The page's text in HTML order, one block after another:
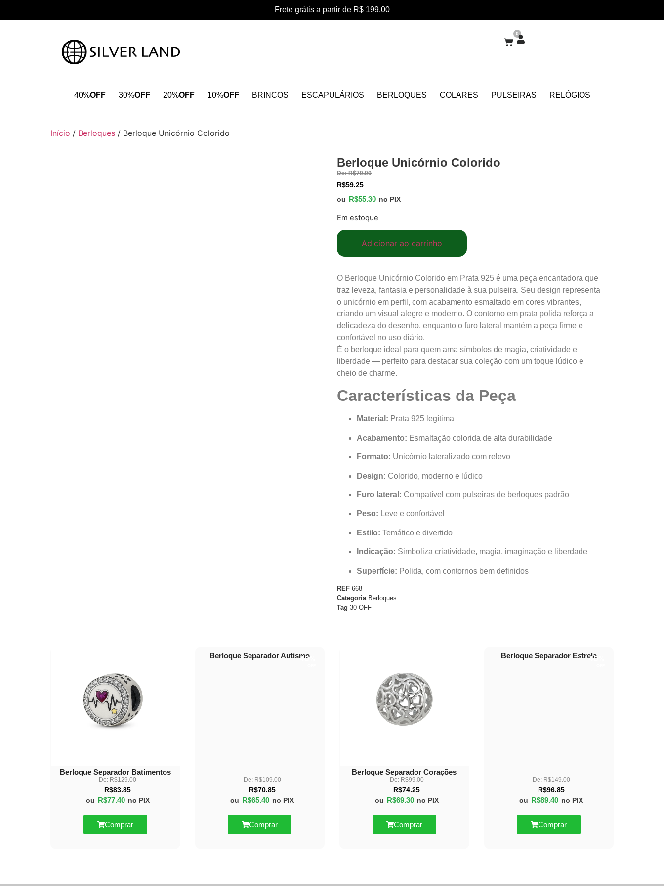
Frete grátis a partir de R$ 199,00
0
40%OFF 30%OFF 20%OFF 10%OFF BRINCOS ESCAPULÁRIOS BERLOQUES COLARES PULSEIRAS RELÓGIOS
Início / Berloques / Berloque Unicórnio Colorido
Berloque Unicórnio Colorido
De:R$79.00
R$59.25
ou R$55.30 no PIX
Em estoque
Adicionar ao carrinho
O Berloque Unicórnio Colorido em Prata 925 é uma peça encantadora que
traz leveza, fantasia e personalidade à sua pulseira. Seu design representa
o unicórnio em perfil, com acabamento esmaltado em cores vibrantes,
criando um visual alegre e moderno. O contorno em prata polida reforça a
delicadeza do desenho, enquanto o furo lateral mantém a peça firme e
confortável no uso diário.
É o berloque ideal para quem ama símbolos de magia, criatividade e
liberdade — perfeito para destacar sua coleção com um toque lúdico e
cheio de charme.
Características da Peça
Material: Prata 925 legítima
Acabamento: Esmaltação colorida de alta durabilidade
Formato: Unicórnio lateralizado com relevo
Design: Colorido, moderno e lúdico
Furo lateral: Compatível com pulseiras de berloques padrão
Peso: Leve e confortável
Estilo: Temático e divertido
Indicação: Simboliza criatividade, magia, imaginação e liberdade
Superfície: Polida, com contornos bem definidos
REF 668
Categoria Berloques
Tag 30-OFF
Berloque Separador Batimentos
De:R$129.00
R$83.85
ou
R$77.40 no PIX
Comprar
40%
Berloque Separador Autismo
De:R$109.00
R$70.85
ou
R$65.40 no PIX
Comprar
Berloque Separador Corações
De:R$99.00
R$74.25
ou
R$69.30 no PIX
Comprar
40%
Berloque Separador Estrela
De:R$149.00
R$96.85
ou
R$89.40 no PIX
Comprar